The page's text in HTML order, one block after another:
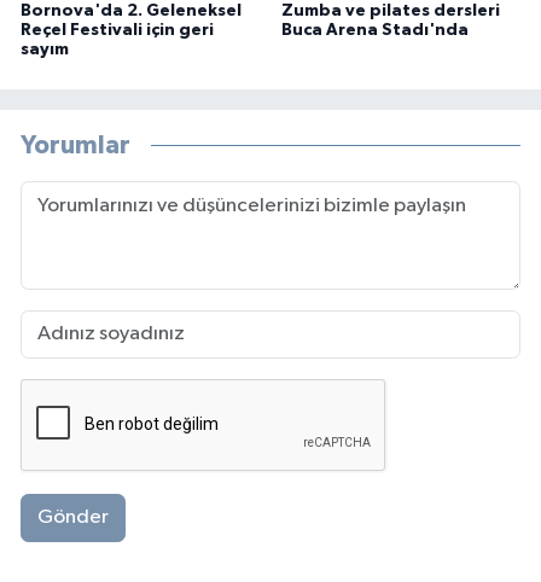
Bornova'da 2. Geleneksel
Reçel Festivali için geri
sayım
Zumba ve pilates dersleri
Buca Arena Stadı'nda
Yorumlar
Gönder